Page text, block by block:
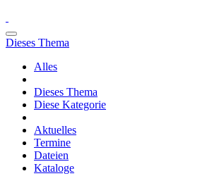
Dieses Thema
Alles
Dieses Thema
Diese Kategorie
Aktuelles
Termine
Dateien
Kataloge